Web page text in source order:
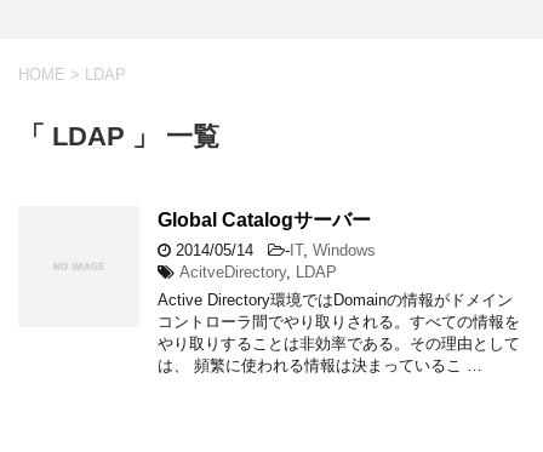
HOME > LDAP
「 LDAP 」 一覧
Global Catalogサーバー
2014/05/14 -IT, Windows
AcitveDirectory, LDAP
Active Directory環境ではDomainの情報がドメイン
コントローラ間でやり取りされる。すべての情報を
やり取りすることは非効率である。その理由として
は、 頻繁に使われる情報は決まっているこ …